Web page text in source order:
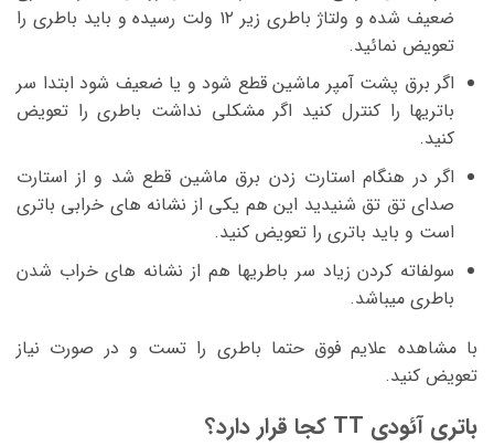
ضعیف شده و ولتاژ باطری زیر ۱۲ ولت رسیده و باید باطری را
تعویض نمائید.
اگر برق پشت آمپر ماشین قطع شود و یا ضعیف شود ابتدا سر
باتریها را کنترل کنید اگر مشکلی نداشت باطری را تعویض
کنید.
اگر در هنگام استارت زدن برق ماشین قطع شد و از استارت
صدای تق تق شنیدید این هم یکی از نشانه های خرابی باتری
است و باید باتری را تعویض کنید.
سولفاته کردن زیاد سر باطریها هم از نشانه های خراب شدن
باطری میباشد.
با مشاهده علایم فوق حتما باطری را تست و در صورت نیاز
تعویض کنید.
باتری آئودی TT کجا قرار دارد؟